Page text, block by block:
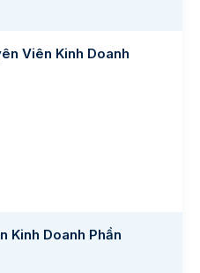
Viên Kinh Doanh
Kinh Doanh Phần